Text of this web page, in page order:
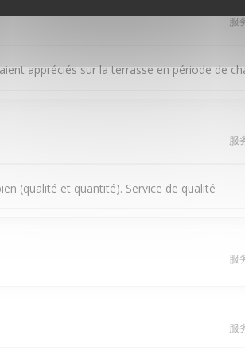
服
appréciés sur la terrasse en période de
服
(qualité et quantité). Service de qualité
服
服